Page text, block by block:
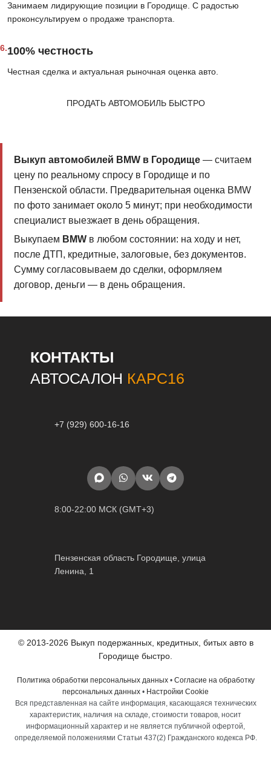
Занимаем лидирующие позиции в Городище. С радостью
проконсультируем о продаже транспорта.
6.100% честность
Честная сделка и актуальная рыночная оценка авто.
ПРОДАТЬ АВТОМОБИЛЬ БЫСТРО
Выкуп автомобилей BMW в Городище— считаем
цену по реальному спросу в Городище и по
Пензенской области. Предварительная оценка BMW
по фото занимает около 5 минут; при необходимости
специалист выезжает в день обращения.
Выкупаем BMWв любом состоянии: на ходу и нет,
после ДТП, кредитные, залоговые, без документов.
Сумму согласовываем до сделки, оформляем
договор, деньги — в день обращения.
КОНТАКТЫ
АВТОСАЛОН КАРС16
+7 (929) 600-16-16
8:00-22:00 МСК (GMT+3)
Пензенская область Городище, улица
Ленина, 1
© 2013-2026 Выкуп подержанных, кредитных, битых авто в
Городище быстро.
Политика обработки персональных данных• Согласие на обработку
персональных данных • Настройки Cookie
Вся представленная на сайте информация, касающаяся технических
характеристик, наличия на складе, стоимости товаров, носит
информационный характер и не является публичной офертой,
определяемой положениями Статьи 437(2) Гражданского кодекса РФ.